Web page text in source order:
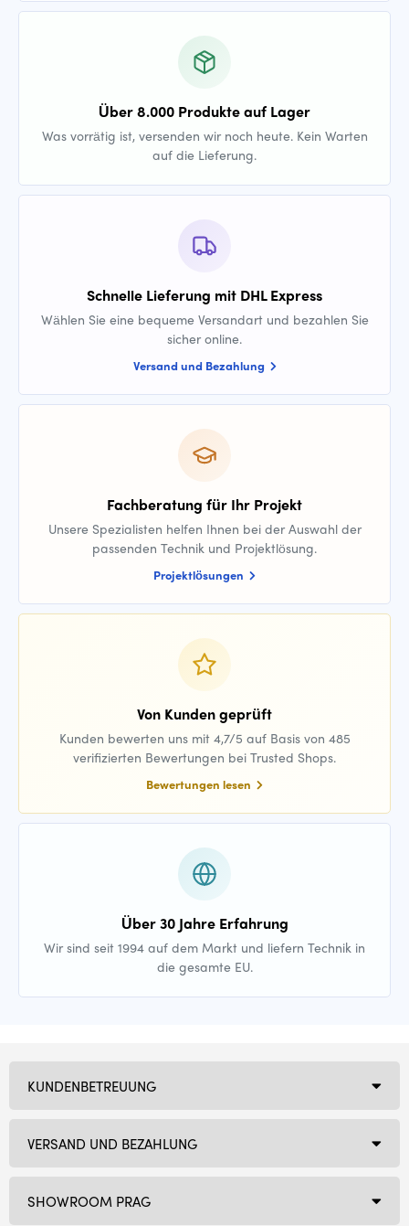
Über 8.000 Produkte auf Lager
Was vorrätig ist, versenden wir noch heute. Kein Warten
auf die Lieferung.
Schnelle Lieferung mit DHL Express
Wählen Sie eine bequeme Versandart und bezahlen Sie
sicher online.
Versand und Bezahlung
Fachberatung für Ihr Projekt
Unsere Spezialisten helfen Ihnen bei der Auswahl der
passenden Technik und Projektlösung.
Projektlösungen
Von Kunden geprüft
Kunden bewerten uns mit 4,7/5 auf Basis von 485
verifizierten Bewertungen bei Trusted Shops.
Bewertungen lesen
Über 30 Jahre Erfahrung
Wir sind seit 1994 auf dem Markt und liefern Technik in
die gesamte EU.
SHOWROOM PRAG
KUNDENBETREUUNG
VERSAND UND BEZAHLUNG